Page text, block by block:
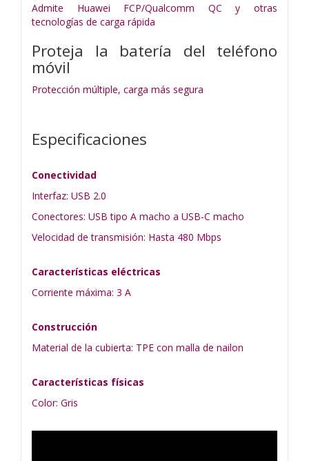
Admite Huawei FCP/Qualcomm QC y otras
tecnologías de carga rápida
Proteja la batería del teléfono
móvil
Protección múltiple, carga más segura
Especificaciones
Conectividad
Interfaz: USB 2.0
Conectores: USB tipo A macho a USB-C macho
Velocidad de transmisión: Hasta 480 Mbps
Características eléctricas
Corriente máxima: 3 A
Construcción
Material de la cubierta: TPE con malla de nailon
Características físicas
Color: Gris